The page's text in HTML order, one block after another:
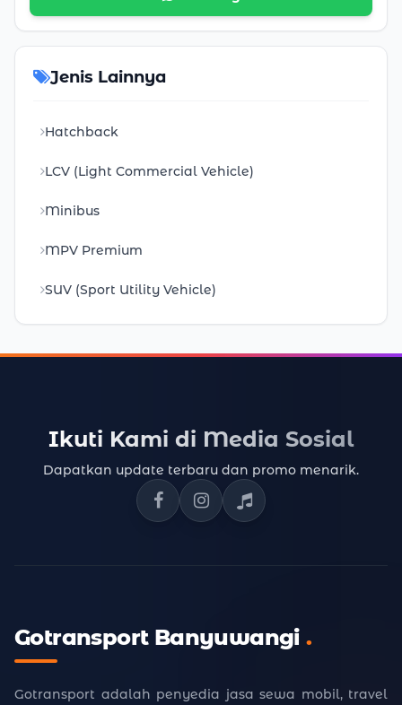
Jenis Lainnya
Hatchback
LCV (Light Commercial Vehicle)
Minibus
MPV Premium
SUV (Sport Utility Vehicle)
Ikuti Kami di Media Sosial
Dapatkan update terbaru dan promo menarik.
Facebook Gotransport
Instagram Gotransport
TikTok Gotransport
Gotransport Banyuwangi.
Gotransport adalah penyedia jasa sewa mobil, travel